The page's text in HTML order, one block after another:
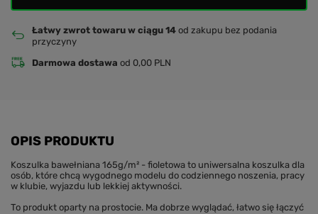
Łatwy zwrot towaru w ciągu 14 od zakupu bez podania
przyczyny
Darmowa dostawa od 0,00 PLN
OPIS PRODUKTU
Koszulka bawełniana 165g/m² - fioletowa to uniwersalna koszulka dla
osób, które chcą wygodnego modelu do codziennego noszenia, pracy
w klubie, wyjazdu lub lekkiej aktywności.
To produkt oparty na prostocie. Ma dobrze wyglądać, łatwo się łączyć